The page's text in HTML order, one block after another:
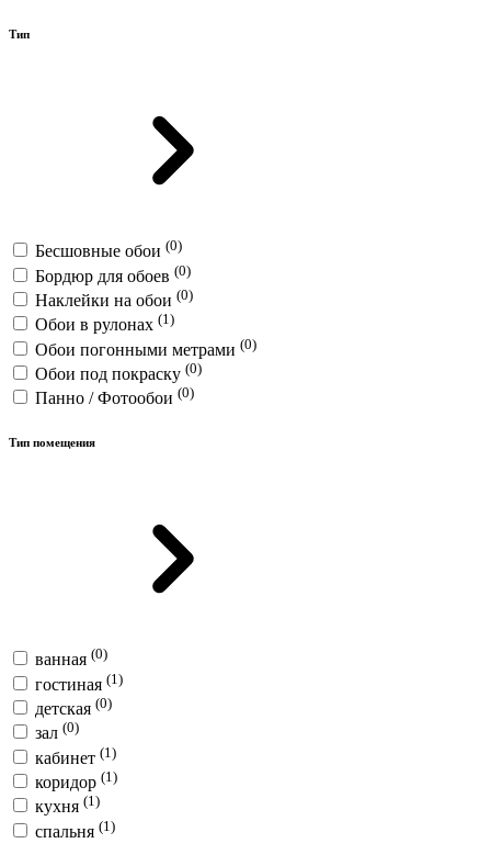
Тип
Бесшовные обои (0)
Бордюр для обоев (0)
Наклейки на обои (0)
Обои в рулонах (1)
Обои погонными метрами (0)
Обои под покраску (0)
Панно / Фотообои (0)
Тип помещения
ванная (0)
гостиная (1)
детская (0)
зал (0)
кабинет (1)
коридор (1)
кухня (1)
спальня (1)